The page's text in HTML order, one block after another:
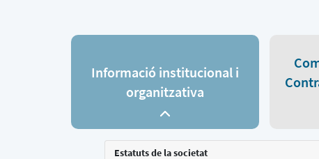
Informació institucional i
organitzativa
Estatuts de la societat